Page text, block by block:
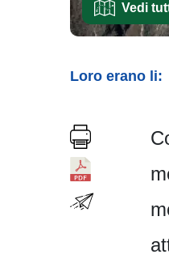
Vedi
Loro erano li: